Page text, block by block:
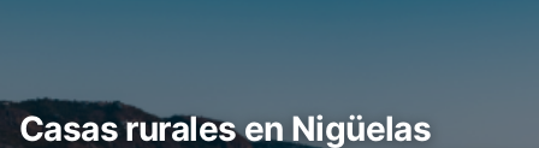
Casas rurales en Nigüelas